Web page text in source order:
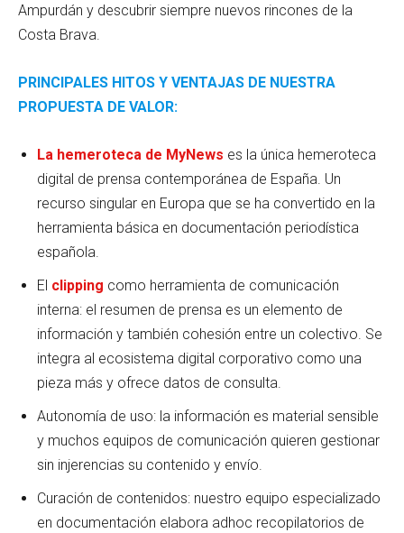
Ampurdán y descubrir siempre nuevos rincones de la
Costa Brava.
PRINCIPALES HITOS Y VENTAJAS DE NUESTRA
PROPUESTA DE VALOR:
La hemeroteca de MyNews es la única hemeroteca
digital de prensa contemporánea de España. Un
recurso singular en Europa que se ha convertido en la
herramienta básica en documentación periodística
española.
El clipping como herramienta de comunicación
interna: el resumen de prensa es un elemento de
información y también cohesión entre un colectivo. Se
integra al ecosistema digital corporativo como una
pieza más y ofrece datos de consulta.
Autonomía de uso: la información es material sensible
y muchos equipos de comunicación quieren gestionar
sin injerencias su contenido y envío.
Curación de contenidos: nuestro equipo especializado
en documentación elabora adhoc recopilatorios de